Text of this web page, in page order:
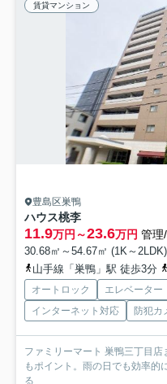
賃貸マンション
豊島区巣鴨
ハウス桃李
11.9万円～23.6万円 管理
30.68㎡～54.67㎡ (1K～
山手線「巣鴨」駅 徒歩3分
オートロック エレベーター
インターネット対応
防犯カ
ファミリーマート 巣鴨三丁目
もポイント。雨の日でも効率的
る